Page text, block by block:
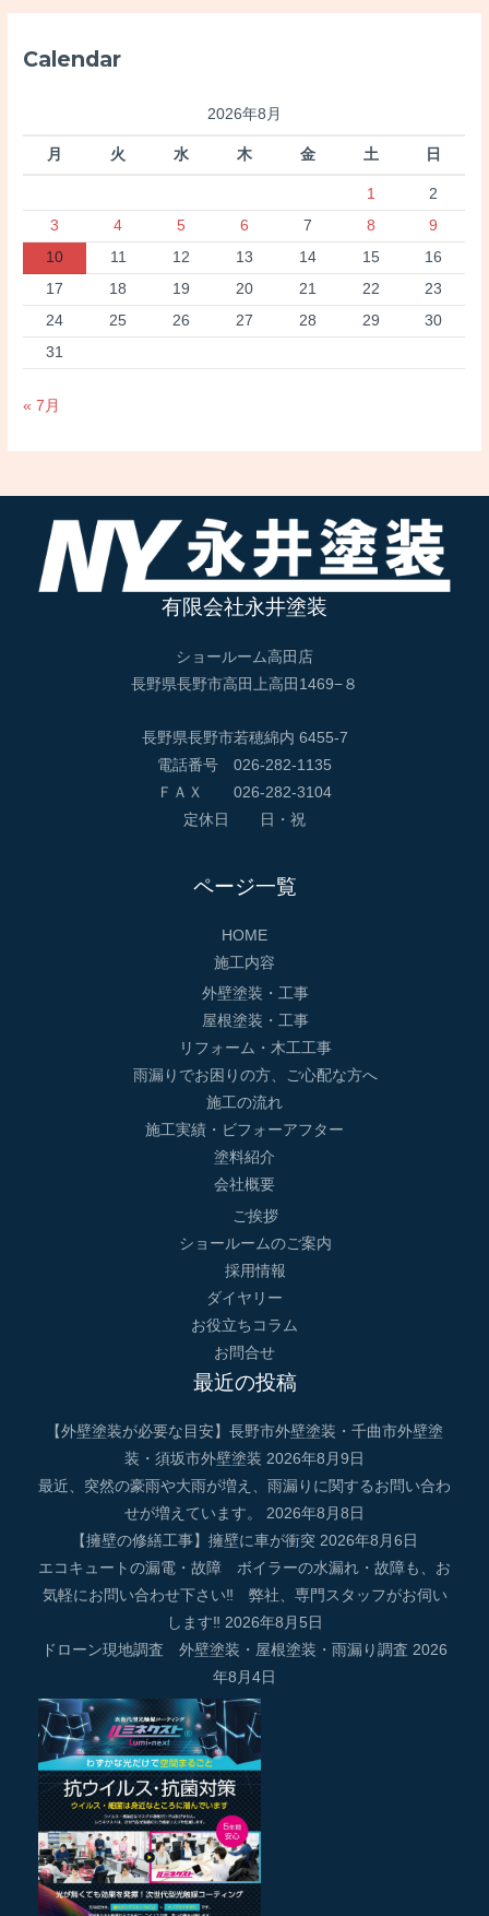
象
Calendar
2026年8月
月 火 水 木 金 土 日
1
2
3
4 5 6 7 8
9
10
11 12 13 14 15
16
17
18 19 20 21 22
23
24
25 26 27 28 29
30
31
« 7月
有限会社永井塗装
ショールーム高田店
長野県長野市高田上高田1469−８
長野県長野市若穂綿内 6455-7
電話番号 026-282-1135
ＦＡＸ 026-282-3104
定休日 日・祝
ページ一覧
HOME
施工内容
外壁塗装・工事
屋根塗装・工事
リフォーム・木工工事
雨漏りでお困りの方、ご心配な方へ
施工の流れ
施工実績・ビフォーアフター
塗料紹介
会社概要
ご挨拶
ショールームのご案内
採用情報
ダイヤリー
お役立ちコラム
お問合せ
最近の投稿
【外壁塗装が必要な目安】長野市外壁塗装・千曲市外壁塗
装・須坂市外壁塗装 2026年8月9日
最近、突然の豪雨や大雨が増え、雨漏りに関するお問い合わ
せが増えています。
2026年8月8日
【擁壁の修繕工事】擁壁に車が衝突 2026年8月6日
エコキュートの漏電・故障 ボイラーの水漏れ・故障も、お
気軽にお問い合わせ下さい‼ 弊社、専門スタッフがお伺い
します‼ 2026年8月5日
ドローン現地調査 外壁塗装・屋根塗装・雨漏り調査 2026
年8月4日